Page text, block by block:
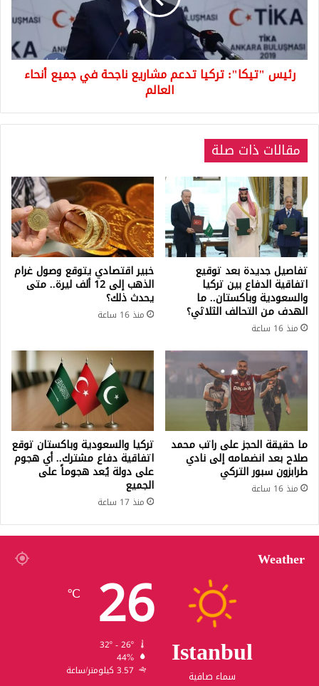
ناجحة
في
جميع
أنحاء
العالم
رئيس "تيكا": تركيا تدعم مشاريع ناجحة في جميع أنحاء
العالم
مقالات ذات صلة
تفاصيل جديدة بعد توقيع
اتفاقية الدفاع بين تركيا
والسعودية وباكستان.. ما
الهدف من التحالف الثلاثي؟
منذ 16 ساعة
خبير اقتصادي يتوقع وصول غرام
الذهب إلى 12 ألف ليرة.. متى
يحدث ذلك؟
منذ 16 ساعة
ما حقيقة الحجز على راتب محمد
صلاح بعد انضمامه إلى نادي
طرابزون سبور التركي
منذ 16 ساعة
تركيا والسعودية وباكستان توقع
اتفاقية دفاع مشترك.. أي هجوم
على دولة يُعد هجوماً على
الجميع
منذ 17 ساعة
Weather
Istanbul
سماء صافية
26
℃
44%
3.57 كيلومتر/ساعة